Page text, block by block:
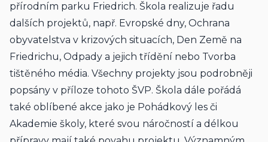
přírodním parku Friedrich. Škola realizuje řadu
dalších projektů, např. Evropské dny, Ochrana
obyvatelstva v krizových situacích, Den Země na
Friedrichu, Odpady a jejich třídění nebo Tvorba
tištěného média. Všechny projekty jsou podrobněji
popsány v příloze tohoto ŠVP. Škola dále pořádá
také oblíbené akce jako je Pohádkový les či
Akademie školy, které svou náročností a délkou